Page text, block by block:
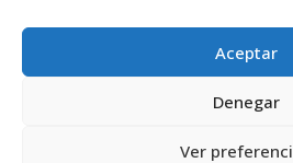
Aceptar
Denegar
Ver